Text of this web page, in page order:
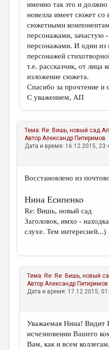
именно так это и
новелла имеет сюжет со
сюжетными
персонажами, зачастую
персонажами. И один из
персонажей
т.е. рассказчик, от лица
изложение сюжета.
Спасибо за прочтение и
С уважением, АП
Тема: Re: Вишь, новый сад
АвторАлександр Питиримов
Дата и время: 16.12.2015,
Восстановлено из
Нина Есипенко
Re: Вишь, новый сад
Заголовок, имхо -
слухе. Тем интересней...)
Тема: Re: Re: Вишь, новый
АвторАлександр Питиримов
Дата и время: 17.12.2015,
Уважаемая Нина! Видит
исчезновении Вашего
Вам, как и всем